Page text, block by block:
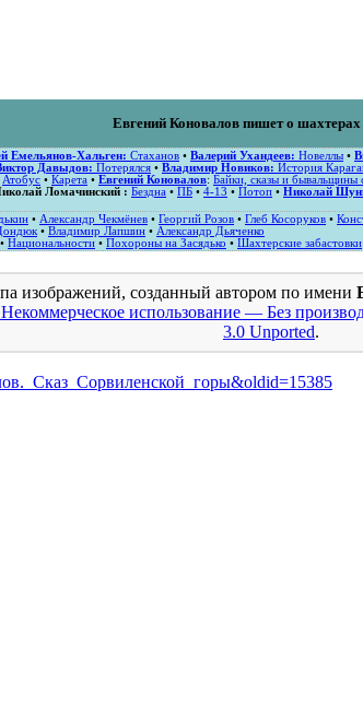
Евгений Коновалов пишет о шахтерах
Емельянов-Хальген: Стаханов • Валерий Ухандеев: Новеллы •
Давыдов: Потерялся • Владимир Новиков: История
Атобус • Карета • Евгений Коновалов: Байки, сказы и бывальщины
Ломачинский : Бездна • ПБ • 4-13 • Потоп • Николай
• Александр Чекмёнев • Георгий Розов • Глеб Косоруков •
• Владимир Лапшин • Александр Дьяченко
• Национальности • Похороны на Засядько • Шахтерские забастовки
изображений, созданный автором по имени
использование — Без
3.0 Unported.